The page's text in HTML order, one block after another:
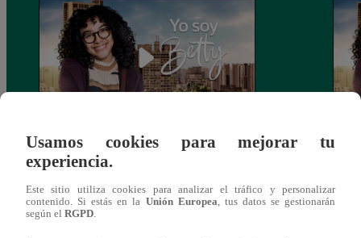
Yo soy Betty: Capítulo 19 Completo (Ver
Online)
Yo
Usamos cookies para mejorar tu
experiencia.
Este sitio utiliza cookies para analizar el tráfico y personalizar
contenido. Si estás en la Unión Europea , tus datos se gestionarán
según el RGPD